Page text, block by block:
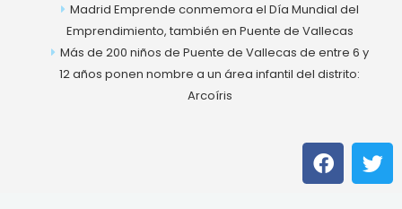
Madrid Emprende conmemora el Día Mundial del
Emprendimiento, también en Puente de Vallecas
Más de 200 niños de Puente de Vallecas de entre 6 y
12 años ponen nombre a un área infantil del distrito:
Arcoíris
F
a
c
T
w
i